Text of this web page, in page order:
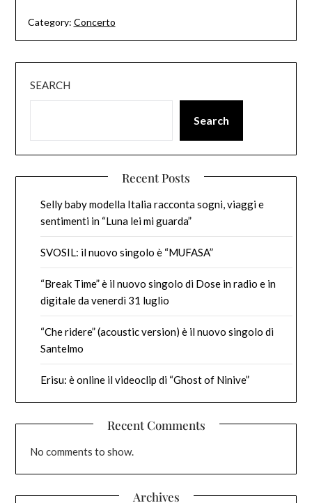
Category: Concerto
SEARCH
Search
Recent Posts
Selly baby modella Italia racconta sogni, viaggi e
sentimenti in “Luna lei mi guarda”
SVOSIL: il nuovo singolo è “MUFASA”
“Break Time” è il nuovo singolo di Dose in radio e in
digitale da venerdì 31 luglio
“Che ridere” (acoustic version) è il nuovo singolo di
Santelmo
Erisu: è online il videoclip di “Ghost of Ninive”
Recent Comments
No comments to show.
Archives